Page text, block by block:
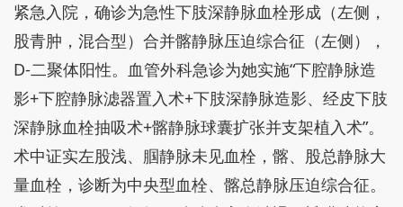
紧急入院，确诊为急性下肢深静脉血栓形成（左侧，
股青肿，混合型）合并髂静脉压迫综合征（左侧），
D-二聚体阳性。血管外科急诊为她实施“下腔静脉造
影+下腔静脉滤器置入术+下肢深静脉造影、经皮下肢
深静脉血栓抽吸术+髂静脉球囊扩张并支架植入术”。
术中证实左股浅、腘静脉未见血栓，髂、股总静脉大
量血栓，诊断为中央型血栓、髂总静脉压迫综合征。